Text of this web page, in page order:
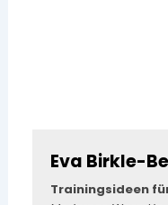
Eva Birkle-
Trainingsideen